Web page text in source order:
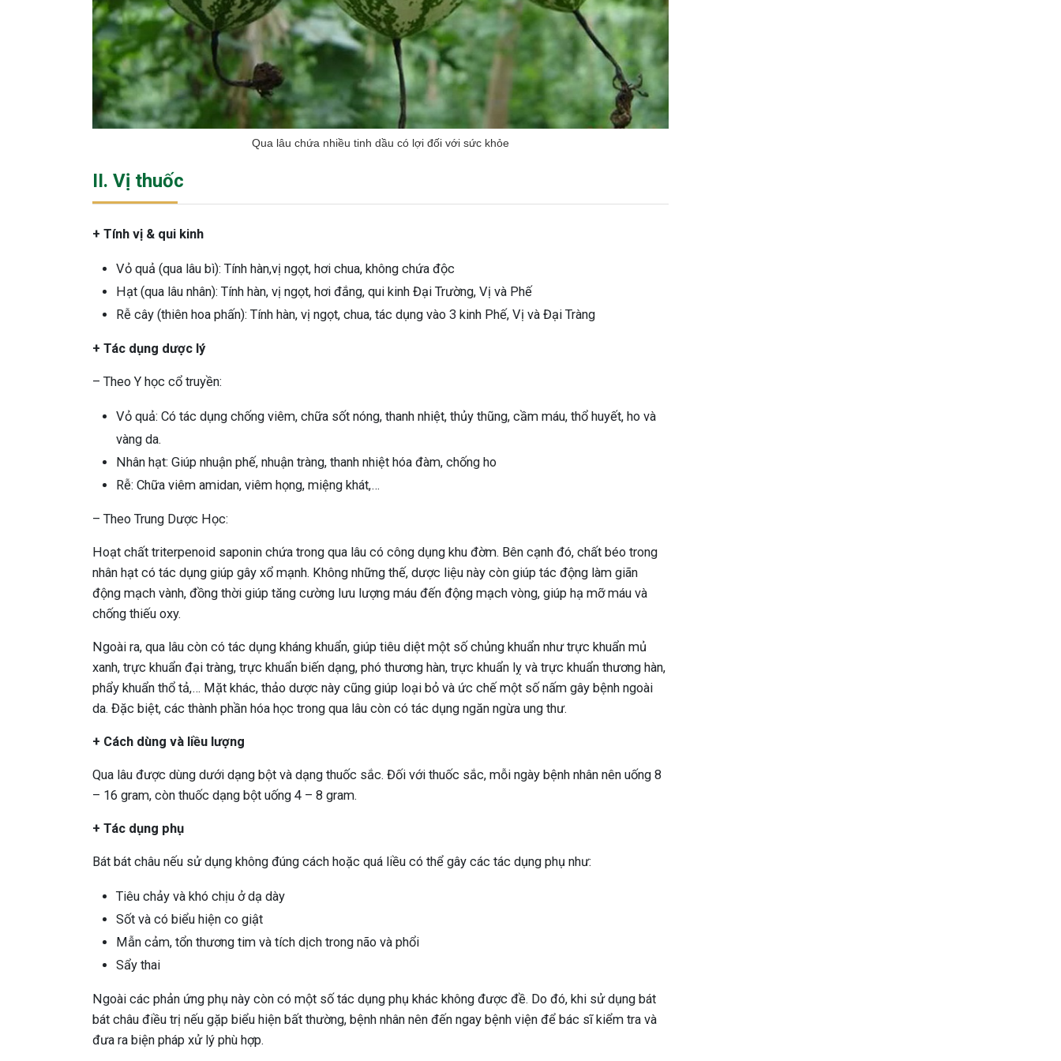
Qua lâu chứa nhiều tinh dầu có lợi đối với sức khỏe
II. Vị thuốc
+ Tính vị & qui kinh
Vỏ quả (qua lâu bì): Tính hàn,vị ngọt, hơi chua, không chứa độc
Hạt (qua lâu nhân): Tính hàn, vị ngọt, hơi đắng, qui kinh Đại Trường, Vị và Phế
Rễ cây (thiên hoa phấn): Tính hàn, vị ngọt, chua, tác dụng vào 3 kinh Phế, Vị và Đại Tràng
+ Tác dụng dược lý
– Theo Y học cổ truyền:
Vỏ quả: Có tác dụng chống viêm, chữa sốt nóng, thanh nhiệt, thủy thũng, cầm máu, thổ huyết, ho và
vàng da.
Nhân hạt: Giúp nhuận phế, nhuận tràng, thanh nhiệt hóa đàm, chống ho
Rễ: Chữa viêm amidan, viêm họng, miệng khát,…
– Theo Trung Dược Học:
Hoạt chất triterpenoid saponin chứa trong qua lâu có công dụng khu đờm. Bên cạnh đó, chất béo trong
nhân hạt có tác dụng giúp gây xổ mạnh. Không những thế, dược liệu này còn giúp tác động làm giãn
động mạch vành, đồng thời giúp tăng cường lưu lượng máu đến động mạch vòng, giúp hạ mỡ máu và
chống thiếu oxy.
Ngoài ra, qua lâu còn có tác dụng kháng khuẩn, giúp tiêu diệt một số chủng khuẩn như trực khuẩn mủ
xanh, trực khuẩn đại tràng, trực khuẩn biến dạng, phó thương hàn, trực khuẩn lỵ và trực khuẩn thương hàn,
phẩy khuẩn thổ tả,… Mặt khác, thảo dược này cũng giúp loại bỏ và ức chế một số nấm gây bệnh ngoài
da. Đặc biệt, các thành phần hóa học trong qua lâu còn có tác dụng ngăn ngừa ung thư.
+ Cách dùng và liều lượng
Qua lâu được dùng dưới dạng bột và dạng thuốc sắc. Đối với thuốc sắc, mỗi ngày bệnh nhân nên uống 8
– 16 gram, còn thuốc dạng bột uống 4 – 8 gram.
+ Tác dụng phụ
Bát bát châu nếu sử dụng không đúng cách hoặc quá liều có thể gây các tác dụng phụ như:
Tiêu chảy và khó chịu ở dạ dày
Sốt và có biểu hiện co giật
Mẫn cảm, tổn thương tim và tích dịch trong não và phổi
Sẩy thai
Ngoài các phản ứng phụ này còn có một số tác dụng phụ khác không được đề. Do đó, khi sử dụng bát
bát châu điều trị nếu gặp biểu hiện bất thường, bệnh nhân nên đến ngay bệnh viện để bác sĩ kiểm tra và
đưa ra biện pháp xử lý phù hợp.